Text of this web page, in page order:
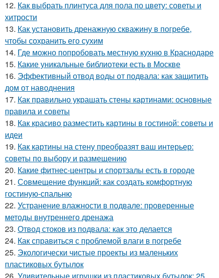
12. Как выбрать плинтуса для пола по цвету: советы и
хитрости
13. Как установить дренажную скважину в погребе,
чтобы сохранить его сухим
14. Где можно попробовать местную кухню в Краснодаре
15. Какие уникальные библиотеки есть в Москве
16. Эффективный отвод воды от подвала: как защитить
дом от наводнения
17. Как правильно украшать стены картинами: основные
правила и советы
18. Как красиво разместить картины в гостиной: советы и
идеи
19. Как картины на стену преобразят ваш интерьер:
советы по выбору и размещению
20. Какие фитнес-центры и спортзалы есть в городе
21. Совмещение функций: как создать комфортную
гостиную-спальню
22. Устранение влажности в подвале: проверенные
методы внутреннего дренажа
23. Отвод стоков из подвала: как это делается
24. Как справиться с проблемой влаги в погребе
25. Экологически чистые проекты из маленьких
пластиковых бутылок